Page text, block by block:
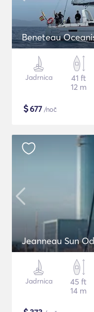
Beneteau
Jadrnica
41 ft
12 m
$677 /noč
Jeanneau Sun
Jadrnica
45 ft
14 m